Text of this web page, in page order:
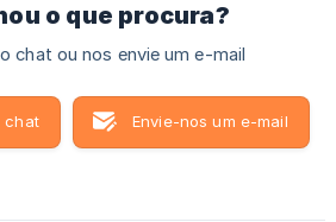
o que procura?
chat ou nos envie um e-mail
chat Envie-nos um e-mail